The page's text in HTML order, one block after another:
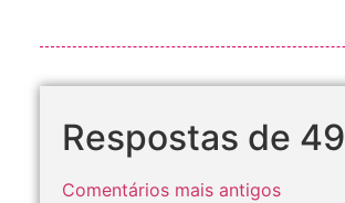
Respostas de 49
Comentários mais antigos